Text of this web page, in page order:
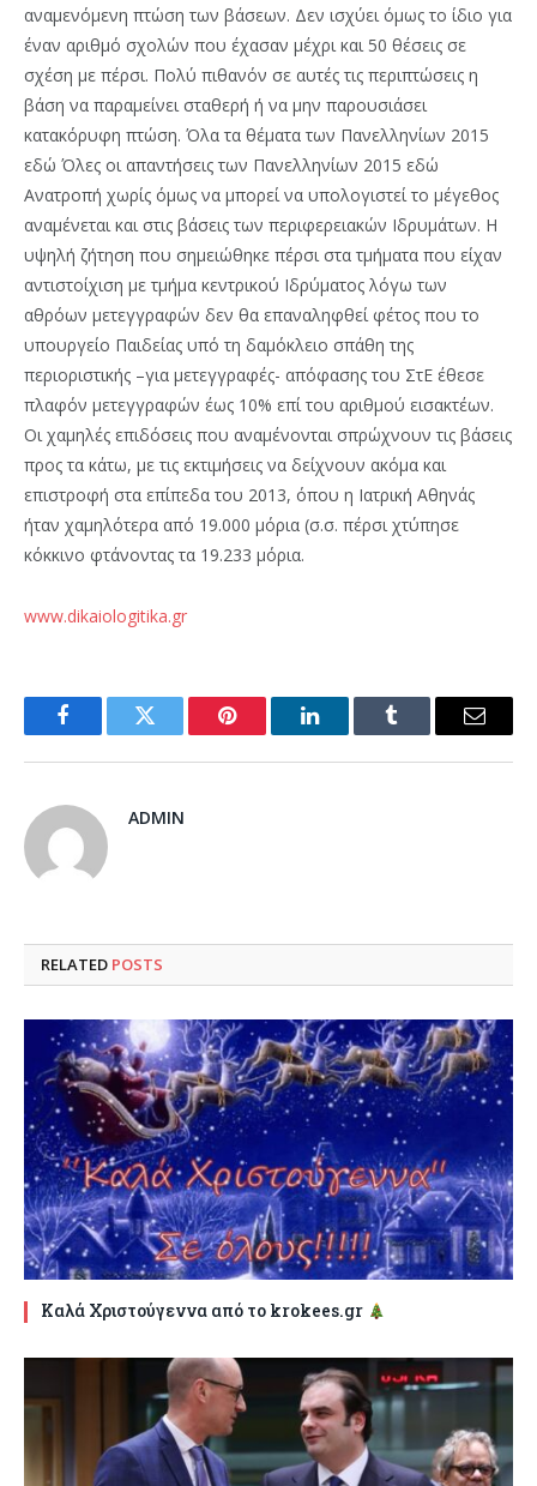
αναμενόμενη πτώση των βάσεων. Δεν ισχύει όμως το ίδιο για
έναν αριθμό σχολών που έχασαν μέχρι και 50 θέσεις σε
σχέση με πέρσι. Πολύ πιθανόν σε αυτές τις περιπτώσεις η
βάση να παραμείνει σταθερή ή να μην παρουσιάσει
κατακόρυφη πτώση. Όλα τα θέματα των Πανελληνίων 2015
εδώ Όλες οι απαντήσεις των Πανελληνίων 2015 εδώ
Ανατροπή χωρίς όμως να μπορεί να υπολογιστεί το μέγεθος
αναμένεται και στις βάσεις των περιφερειακών Ιδρυμάτων. Η
υψηλή ζήτηση που σημειώθηκε πέρσι στα τμήματα που είχαν
αντιστοίχιση με τμήμα κεντρικού Ιδρύματος λόγω των
αθρόων μετεγγραφών δεν θα επαναληφθεί φέτος που το
υπουργείο Παιδείας υπό τη δαμόκλειο σπάθη της
περιοριστικής –για μετεγγραφές- απόφασης του ΣτΕ έθεσε
πλαφόν μετεγγραφών έως 10% επί του αριθμού εισακτέων.
Οι χαμηλές επιδόσεις που αναμένονται σπρώχνουν τις βάσεις
προς τα κάτω, με τις εκτιμήσεις να δείχνουν ακόμα και
επιστροφή στα επίπεδα του 2013, όπου η Ιατρική Αθηνάς
ήταν χαμηλότερα από 19.000 μόρια (σ.σ. πέρσι χτύπησε
κόκκινο φτάνοντας τα 19.233 μόρια.
www.dikaiologitika.gr
FacebookTwitter Pinterest LinkedInTumblr Email
ADMIN
RELATED POSTS
Καλά Χριστούγεννα από το krokees.gr